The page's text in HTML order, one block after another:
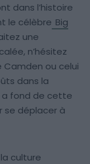
dans l’histoire
le célèbre Big
une
n’hésitez
Camden ou celui
dans la
a fond de cette
se déplacer à
culture